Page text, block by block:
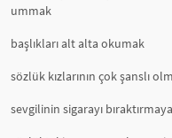
ummak
başlıkları alt alta okumak
sözlük kızlarının çok şanslı
sevgilinin sigarayı